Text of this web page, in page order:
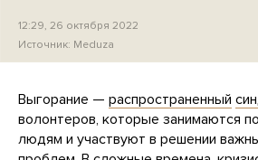
12:29, 26 октября 2022
Источник: Meduza
Выгорание — распространенный
волонтеров, которые занимаются
людям и участвуют в решении